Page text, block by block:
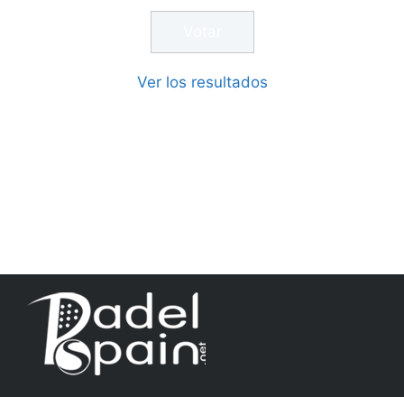
Ver los resultados